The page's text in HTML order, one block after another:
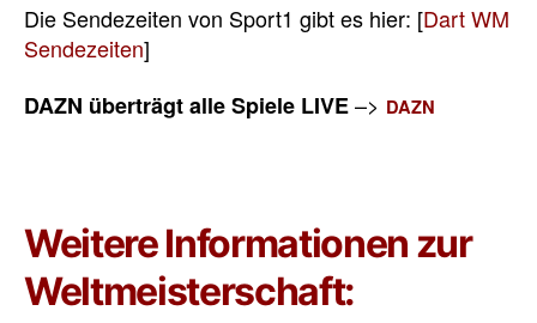
Die Sendezeiten von Sport1 gibt es hier: [Dart WM
Sendezeiten]
DAZN überträgt alle Spiele LIVE–> DAZN
Weitere Informationen zur
Weltmeisterschaft: